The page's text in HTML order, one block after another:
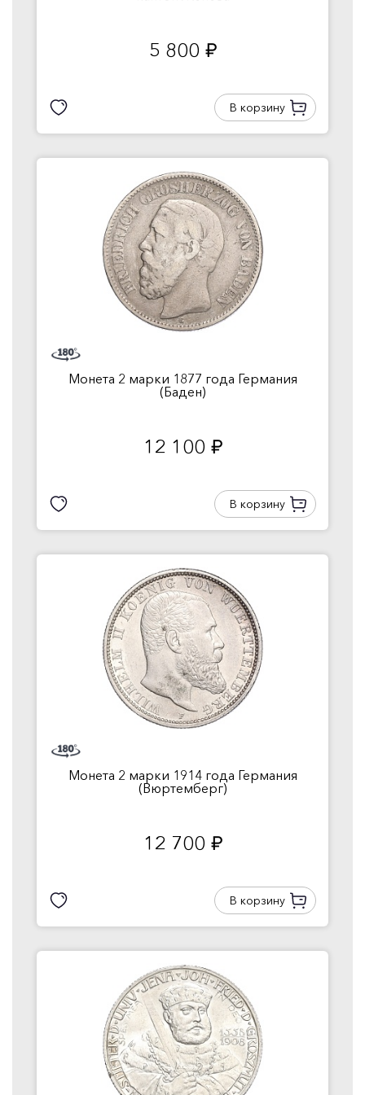
5 800 руб.
В корзину
Монета 2 марки 1877 года Германия
(Баден)
12 100 руб.
В корзину
Монета 2 марки 1914 года Германия
(Вюртемберг)
12 700 руб.
В корзину